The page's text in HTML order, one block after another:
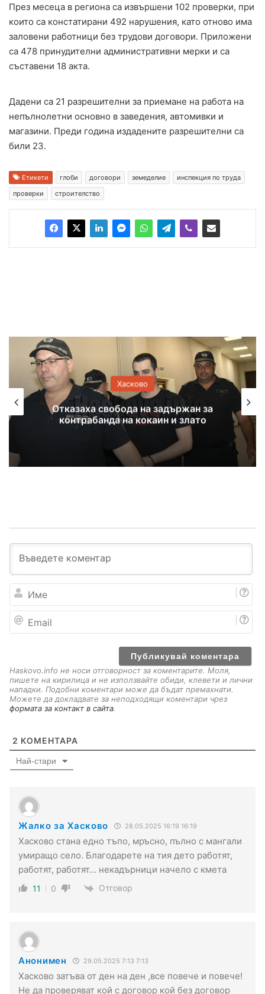
През месеца в региона са извършени 102 проверки, при
които са констатирани 492 нарушения, като отново има
заловени работници без трудови договори. Приложени
са 478 принудителни административни мерки и са
съставени 18 акта.
Дадени са 21 разрешителни за приемане на работа на
непълнолетни основно в заведения, автомивки и
магазини. Преди година издадените разрешителни са
били 23.
Етикети глоби договори земеделие
инспекция по труда
проверки
строителство
Хасково
Отказаха свобода на задържан за
контрабанда на кокаин и злато
е
a
Haskovo.info не носи отговорност за коментарите. Моля,
пишете на кирилица и не използвайте обиди, клевети и лични
нападки. Подобни коментари може да бъдат премахнати.
Можете да докладвате за неподходящи коментари чрез
формата за контакт в сайта.
2 КОМЕНТАРА
Най-стари
Жалко за Хасково 28.05.2025 16:19 16:19
Хасково стана едно тъпо, мръсно, пълно с мангали
умиращо село. Благодарете на тия дето работят,
работят, работят… некадърници начело с кмета
11 0 Отговор
Анонимен 29.05.2025 7:13 7:13
Хасково затъва от ден на ден ,все повече и повече!
Не да проверяват кой с договор кой без договор